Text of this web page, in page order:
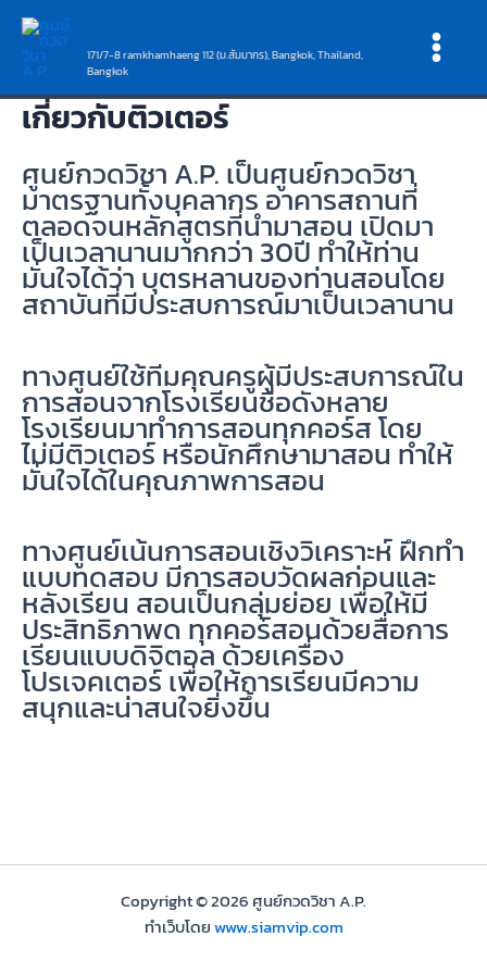
Skip
content
171/7-8 ramkhamhaeng 112 (ม.สัมมากร), Bangkok, Thailand,
Bangkok
Menu
เกี่ยวกับติวเตอร์
ศูนย์กวดวิชา A.P. เป็นศูนย์กวดวิชา
มาตรฐานทั้งบุคลากร อาคารสถานที่
ตลอดจนหลักสูตรที่นำมาสอน เปิดมา
เป็นเวลานานมากกว่า 30ปี ทำให้ท่าน
มั่นใจได้ว่า บุตรหลานของท่านสอนโดย
สถาบันที่มีประสบการณ์มาเป็นเวลานาน
ทางศูนย์ใช้ทีมคุณครูผู้มีประสบการณ์ใน
การสอนจากโรงเรียนชื่อดังหลาย
โรงเรียนมาทำการสอนทุกคอร์ส โดย
ไม่มีติวเตอร์ หรือนักศึกษามาสอน ทำให้
มั่นใจได้ในคุณภาพการสอน
ทางศูนย์เน้นการสอนเชิงวิเคราะห์ ฝึกทำ
แบบทดสอบ มีการสอบวัดผลก่อนและ
หลังเรียน สอนเป็นกลุ่มย่อย เพื่อให้มี
ประสิทธิภาพด ทุกคอร์สอนด้วยสื่อการ
เรียนแบบดิจิตอล ด้วยเครื่อง
โปรเจคเตอร์ เพื่อให้การเรียนมีความ
สนุกและน่าสนใจยิ่งขึ้น
Copyright © 2026 ศูนย์กวดวิชา A.P.
ทำเว็บโดยwww.siamvip.com